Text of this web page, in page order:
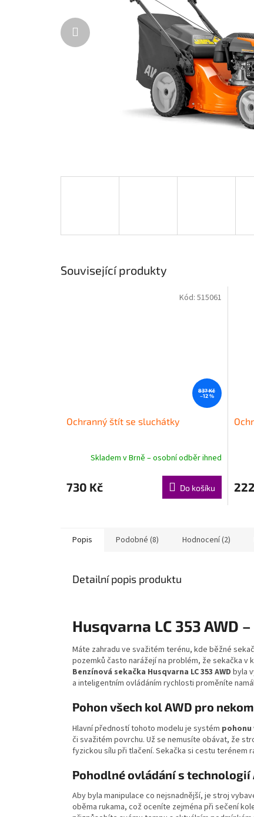
Související produkty
837 Kč
–12 %
Ochranný štít se sluchátky
Skladem v Brně – osobní odběr ihned
730 Kč Do košíku
Kód: 515061
Popis Podobné (8) Hodnocení (2)
Detailní popis produktu
Husqvarna LC 353 AWD
Máte zahradu ve svažitém terénu, kde běžné
pozemků často narážejí na problém, že sekačka
Benzínová sekačka Husqvarna LC 353 AWD byla
a inteligentním ovládáním rychlosti proměníte
Pohon všech kol AWD pro
Hlavní předností tohoto modelu je systém pohonu
či svažitém povrchu. Už se nemusíte obávat, že
fyzickou sílu při tlačení. Sekačka si cestu terénem
Pohodlné ovládání s technologií
Aby byla manipulace co nejsnadnější, je stroj
oběma rukama, což oceníte zejména při sečení